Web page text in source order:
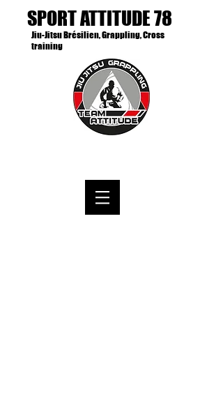
SPORT ATTITUDE 78
Jiu-Jitsu Brésilien, Grappling, Cross
training